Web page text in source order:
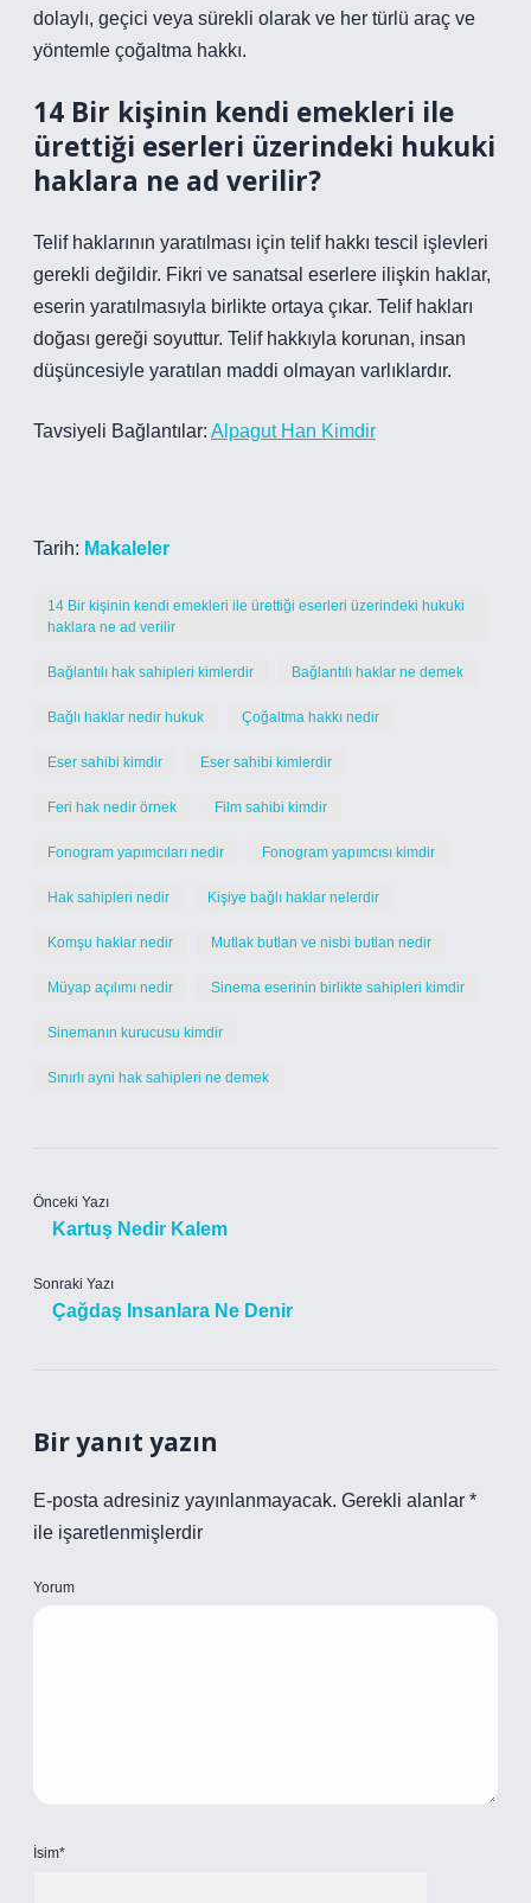
dolaylı, geçici veya sürekli olarak ve her türlü araç ve
yöntemle çoğaltma hakkı.
14 Bir kişinin kendi emekleri ile
ürettiği eserleri üzerindeki hukuki
haklara ne ad verilir?
Telif haklarının yaratılması için telif hakkı tescil işlevleri
gerekli değildir. Fikri ve sanatsal eserlere ilişkin haklar,
eserin yaratılmasıyla birlikte ortaya çıkar. Telif hakları
doğası gereği soyuttur. Telif hakkıyla korunan, insan
düşüncesiyle yaratılan maddi olmayan varlıklardır.
Tavsiyeli Bağlantılar: Alpagut Han Kimdir
Tarih: Makaleler
14 Bir kişinin kendi emekleri ile ürettiği eserleri üzerindeki hukuki
haklara ne ad verilir
Bağlantılı hak sahipleri kimlerdir Bağlantılı haklar ne demek
Bağlı haklar nedir hukuk Çoğaltma hakkı nedir
Eser sahibi kimdir Eser sahibi kimlerdir
Feri hak nedir örnek Film sahibi kimdir
Fonogram yapımcıları nedir Fonogram yapımcısı kimdir
Hak sahipleri nedir Kişiye bağlı haklar nelerdir
Komşu haklar nedir Mutlak butlan ve nisbi butlan nedir
Müyap açılımı nedir Sinema eserinin birlikte sahipleri kimdir
Sinemanın kurucusu kimdir
Sınırlı ayni hak sahipleri ne demek
Önceki Yazı
Kartuş Nedir Kalem
Sonraki Yazı
Çağdaş Insanlara Ne Denir
Bir yanıt yazın
E-posta adresiniz yayınlanmayacak. Gerekli alanlar *
ile işaretlenmişlerdir
Yorum
İsim*